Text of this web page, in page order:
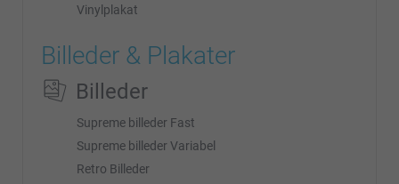
Vinylplakat
Billeder & Plakater
Billeder
Supreme billeder Fast
Supreme billeder Variabel
Retro Billeder